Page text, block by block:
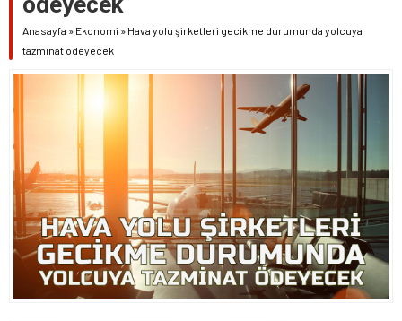
Anasayfa » Ekonomi » Hava yolu şirketleri gecikme durumunda yolcuya
tazminat ödeyecek